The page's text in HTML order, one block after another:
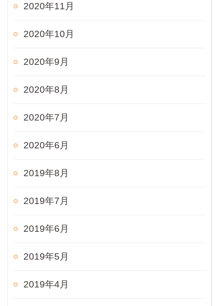
2020年11月
2020年10月
2020年9月
2020年8月
2020年7月
2020年6月
2019年8月
2019年7月
2019年6月
2019年5月
2019年4月